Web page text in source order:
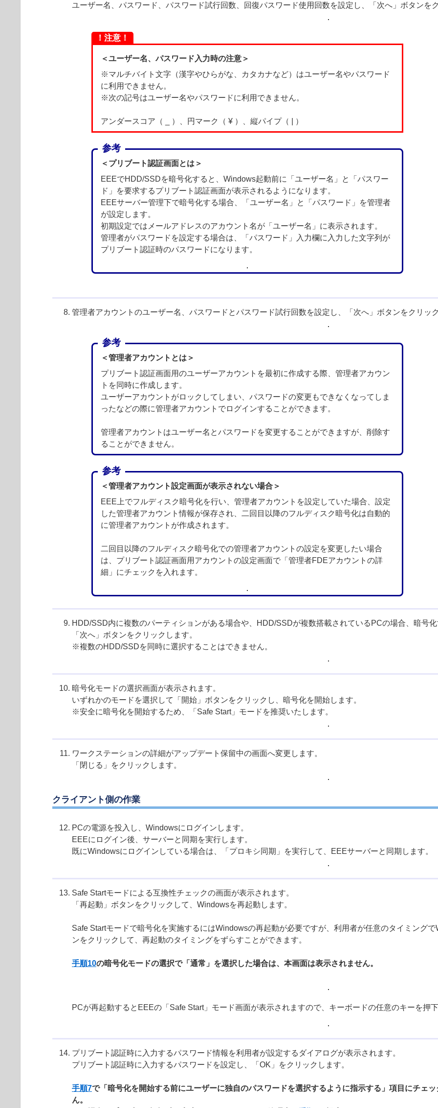
ユーザー名、パスワード、パスワード試行回数、回復パスワード使用回数を設定し、「次へ」ボタンを
！注意！
＜ユーザー名、パスワード入力時の注意＞
※マルチバイト文字（漢字やひらがな、カタカナなど）はユーザー名やパスワード
に利用できません。
※次の記号はユーザー名やパスワードに利用できません。
アンダースコア（ _ ）、円マーク（ ¥ ）、縦パイプ（ | ）
参考
＜プリブート認証画面とは＞
EEEでHDD/SSDを暗号化すると、Windows起動前に「ユーザー名」と「パスワー
ド」を要求するプリブート認証画面が表示されるようになります。
EEEサーバー管理下で暗号化する場合、「ユーザー名」と「パスワード」を管理者
が設定します。
初期設定ではメールアドレスのアカウント名が「ユーザー名」に表示されます。
管理者がパスワードを設定する場合は、「パスワード」入力欄に入力した文字列が
プリブート認証時のパスワードになります。
管理者アカウントのユーザー名、パスワードとパスワード試行回数を設定し、「次へ」ボタンをクリック
参考
＜管理者アカウントとは＞
プリブート認証画面用のユーザーアカウントを最初に作成する際、管理者アカウン
トを同時に作成します。
ユーザーアカウントがロックしてしまい、パスワードの変更もできなくなってしま
ったなどの際に管理者アカウントでログインすることができます。
管理者アカウントはユーザー名とパスワードを変更することができますが、削除す
ることができません。
参考
＜管理者アカウント設定画面が表示されない場合＞
EEE上でフルディスク暗号化を行い、管理者アカウントを設定していた場合、設定
した管理者アカウント情報が保存され、二回目以降のフルディスク暗号化は自動的
に管理者アカウントが作成されます。
二回目以降のフルディスク暗号化での管理者アカウントの設定を変更したい場合
は、プリブート認証画面用アカウントの設定画面で「管理者FDEアカウントの詳
細」にチェックを入れます。
HDD/SSD内に複数のパーティションがある場合や、HDD/SSDが複数搭載されているPCの場合、暗号
「次へ」ボタンをクリックします。
※複数のHDD/SSDを同時に選択することはできません。
暗号化モードの選択画面が表示されます。
いずれかのモードを選択して「開始」ボタンをクリックし、暗号化を開始します。
※安全に暗号化を開始するため、「Safe Start」モードを推奨いたします。
ワークステーションの詳細がアップデート保留中の画面へ変更します。
「閉じる」をクリックします。
クライアント側の作業
PCの電源を投入し、Windowsにログインします。
EEEにログイン後、サーバーと同期を実行します。
既にWindowsにログインしている場合は、「プロキシ同期」を実行して、EEEサーバーと同期します。
Safe Startモードによる互換性チェックの画面が表示されます。
「再起動」ボタンをクリックして、Windowsを再起動します。
Safe Startモードで暗号化を実施するにはWindowsの再起動が必要ですが、利用者が任意のタイミング
ンをクリックして、再起動のタイミングをずらすことができます。
手順10の暗号化モードの選択で「通常」を選択した場合は、本画面は表示されません。
PCが再起動するとEEEの「Safe Start」モード画面が表示されますので、キーボードの任意のキーを押下
プリブート認証時に入力するパスワード情報を利用者が設定するダイアログが表示されます。
プリブート認証時に入力するパスワードを設定し、「OK」をクリックします。
手順7で「暗号化を開始する前にユーザーに独自のパスワードを選択するように指示する」項目にチェ
ん。